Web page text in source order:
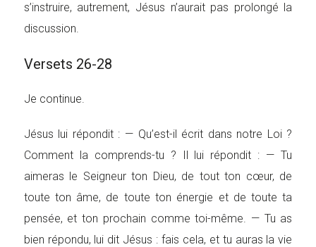
s’instruire, autrement, Jésus n’aurait pas prolongé la
discussion.
Versets 26-28
Je continue.
Jésus lui répondit : — Qu’est-il écrit dans notre Loi ?
Comment la comprends-tu ? Il lui répondit : — Tu
aimeras le Seigneur ton Dieu, de tout ton cœur, de
toute ton âme, de toute ton énergie et de toute ta
pensée, et ton prochain comme toi-même. — Tu as
bien répondu, lui dit Jésus : fais cela, et tu auras la vie